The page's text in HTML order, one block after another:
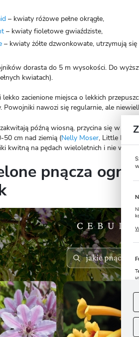
– kwiaty różowe pełne okrągłe,
– kwiaty fioletowe gwiaździste,
– kwiaty żółte dzwonkowate, utrzymują
dorasta do 5 m wysokości. Do
kwiatach).
i lekko zacienione miejsca o lekkich
Powojniki nawozi się regularnie, ale
późną wiosną, przycina się w
50 cm nad ziemią (Nelly Moser, Little
kwitną na pędach wieloletnich i nie
pnącza